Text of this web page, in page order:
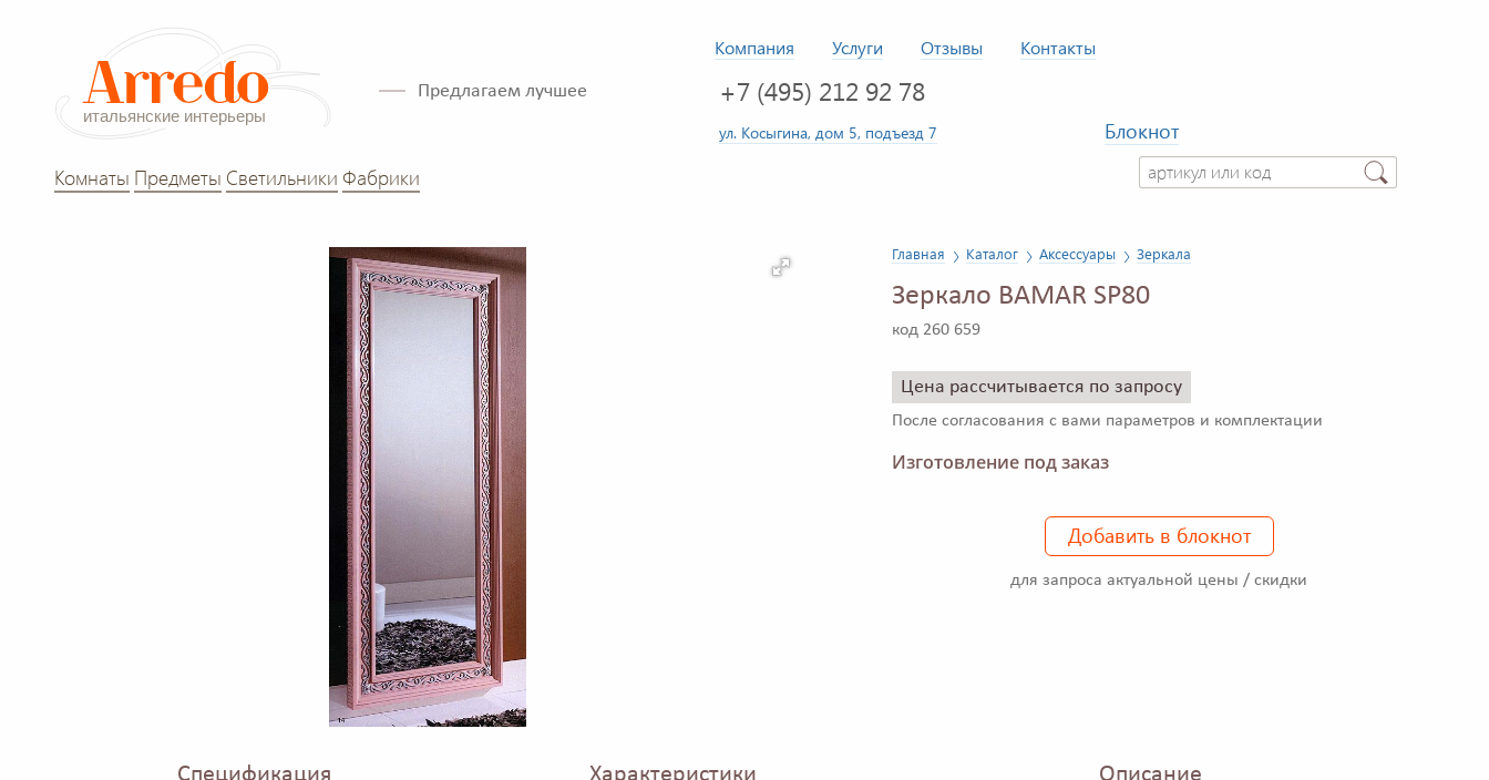
Компания Услуги Отзывы Контакты
Предлагаем лучшее +7 (495) 212 92 78
ул. Косыгина, дом 5, подъезд 7
Блокнот
Комнаты Предметы Светильники Фабрики
Главная Каталог Аксессуары Зеркала
Зеркало BAMAR SP80
код 260 659
Цена рассчитывается по запросу
После согласования с вами параметров и комплектации
Изготовление под заказ
Добавить в блокнот
для запроса актуальной цены / скидки